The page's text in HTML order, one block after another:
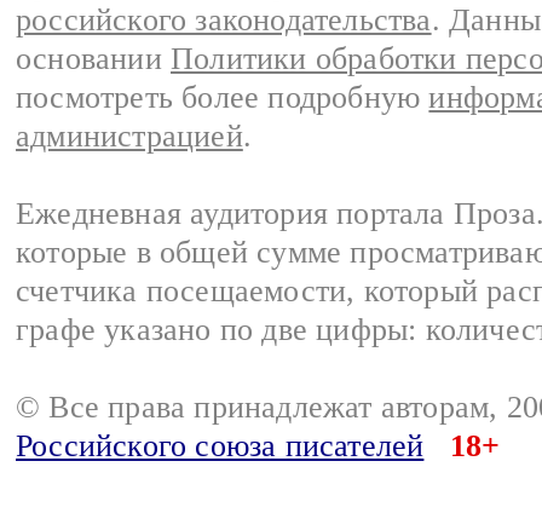
российского законодательства.
основании Политики обработки
посмотреть более подробную
администрацией.
Ежедневная аудитория портала
которые в общей сумме
счетчика посещаемости, который
графе указано по две цифры:
© Все права принадлежат авторам,
Российского союза писателей
18+